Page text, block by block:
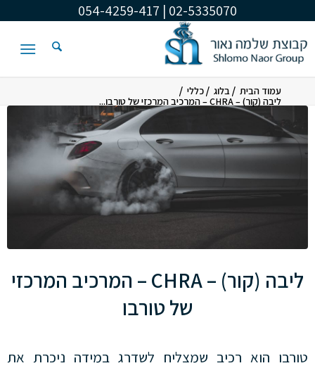
02-5335070 | 054-4259-417
עמוד הבית /בלוג /כללי /
ליבה (קור) – CHRA – המרכיב המרכזי של טורבו...
ליבה (קור) – CHRA – המרכיב המרכזי
של טורבו
טורבו הוא רכיב שמצליח לשדרג במידה ניכרת את